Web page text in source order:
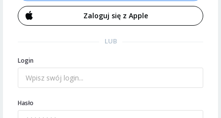
Zaloguj się z Apple
LUB
Login
Hasło